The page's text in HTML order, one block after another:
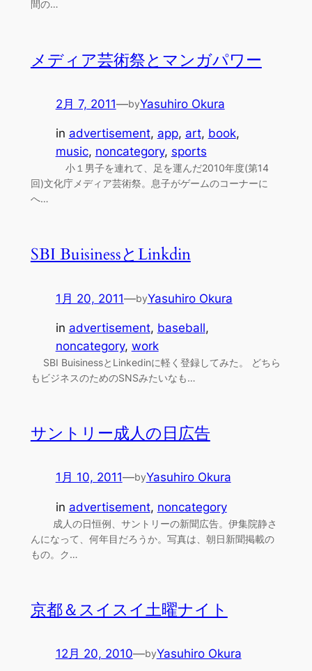
間の…
メディア芸術祭とマンガパワー
2月 7, 2011—byYasuhiro Okura
in advertisement, app, art, book
music, noncategory, sports
小１男子を連れて、足を運んだ2010年度(第14
回)文化庁メディア芸術祭。息子がゲームのコーナーに
へ…
SBI BuisinessとLinkdin
1月 20, 2011—byYasuhiro Okura
in advertisement, baseball
noncategory, work
SBI BuisinessとLinkedinに軽く登録してみた。 どちら
もビジネスのためのSNSみたいなも…
サントリー成人の日広告
1月 10, 2011—byYasuhiro Okura
in advertisement, noncategory
成人の日恒例、サントリーの新聞広告。伊集院静さ
んになって、何年目だろうか。写真は、朝日新聞掲載の
もの。ク…
京都＆スイスイ土曜ナイト
12月 20, 2010—byYasuhiro Okura